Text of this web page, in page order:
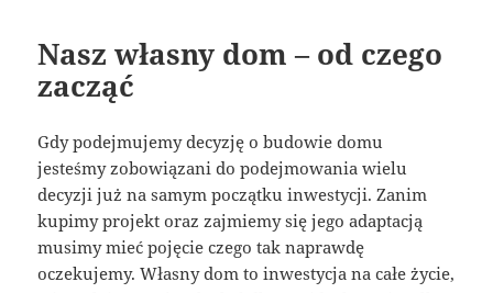
Nasz własny dom – od czego
zacząć
Gdy podejmujemy decyzję o budowie domu
jesteśmy zobowiązani do podejmowania wielu
decyzji już na samym początku inwestycji. Zanim
kupimy projekt oraz zajmiemy się jego adaptacją
musimy mieć pojęcie czego tak naprawdę
oczekujemy. Własny dom to inwestycja na całe życie,